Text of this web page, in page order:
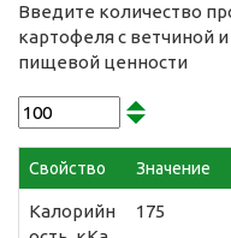
Введите количество
картофеля с ветчиной
пищевой ценности
Свойство Значение
Калорийн
175